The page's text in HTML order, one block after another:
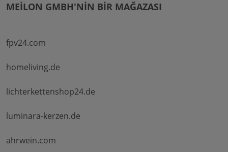
MEILON GMBH'NIN BIR MAĞAZASI
fpv24.com
homeliving.de
lichterkettenshop24.de
luminara-kerzen.de
ahrwein.com